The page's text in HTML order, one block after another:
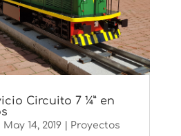
Circuito 7 ¼” en
May 14, 2019| Proyectos